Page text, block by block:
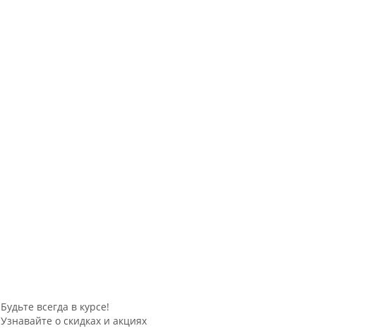
Будьте всегда в курсе!
Узнавайте о скидках и акциях